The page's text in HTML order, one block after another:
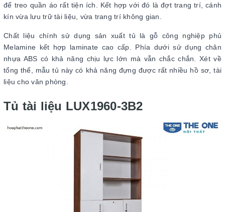
để treo quần áo rất tiện ích. Kết hợp với đó là đợt trang trí, cánh
kín vừa lưu trữ tài liệu, vừa trang trí không gian.
Chất liệu chính sử dụng sản xuất tủ là gỗ công nghiệp phủ
Melamine kết hợp laminate cao cấp. Phía dưới sử dụng chân
nhựa ABS có khả năng chịu lực lớn mà vẫn chắc chắn. Xét về
tổng thể, mẫu tủ này có khả năng đựng được rất nhiều hồ sơ, tài
liệu cho văn phòng.
Tủ tài liệu LUX1960-3B2